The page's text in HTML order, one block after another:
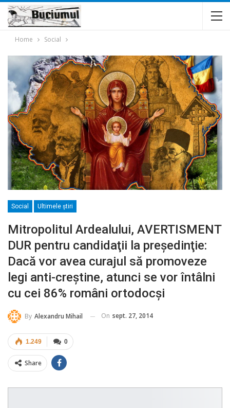
Home Social
Social Ultimele ştiri
Mitropolitul Ardealului, AVERTISMENT
DUR pentru candidaţii la preşedinţie:
Dacă vor avea curajul să promoveze
legi anti-creştine, atunci se vor întâlni
cu cei 86% români ortodocşi
By Alexandru Mihail On sept. 27, 2014
0
1.249
Share